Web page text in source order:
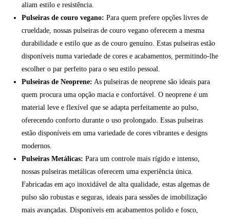
aliam estilo e resistência.
Pulseiras de couro vegano: Para quem prefere opções livres de
crueldade, nossas pulseiras de couro vegano oferecem a mesma
durabilidade e estilo que as de couro genuíno. Estas pulseiras estão
disponíveis numa variedade de cores e acabamentos, permitindo-lhe
escolher o par perfeito para o seu estilo pessoal.
Pulseiras de Neoprene: As pulseiras de neoprene são ideais para
quem procura uma opção macia e confortável. O neoprene é um
material leve e flexível que se adapta perfeitamente ao pulso,
oferecendo conforto durante o uso prolongado. Essas pulseiras
estão disponíveis em uma variedade de cores vibrantes e designs
modernos.
Pulseiras Metálicas: Para um controle mais rígido e intenso,
nossas pulseiras metálicas oferecem uma experiência única.
Fabricadas em aço inoxidável de alta qualidade, estas algemas de
pulso são robustas e seguras, ideais para sessões de imobilização
mais avançadas. Disponíveis em acabamentos polido e fosco,